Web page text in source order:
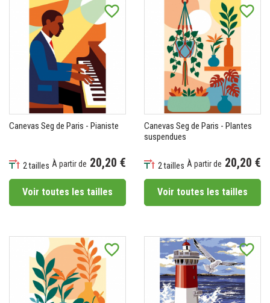
favorite_border
Canevas Seg de Paris - Pianiste
2 tailles À partir de 20,20 €
Voir toutes les tailles
favorite_border
Canevas Seg de Paris - Plantes
suspendues
2 tailles À partir de 20,20 €
Voir toutes les tailles
favorite_border favorite_border